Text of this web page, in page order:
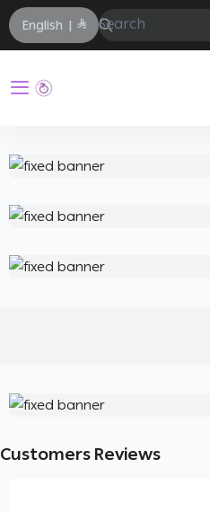
English |
حفيز
Customers Reviews